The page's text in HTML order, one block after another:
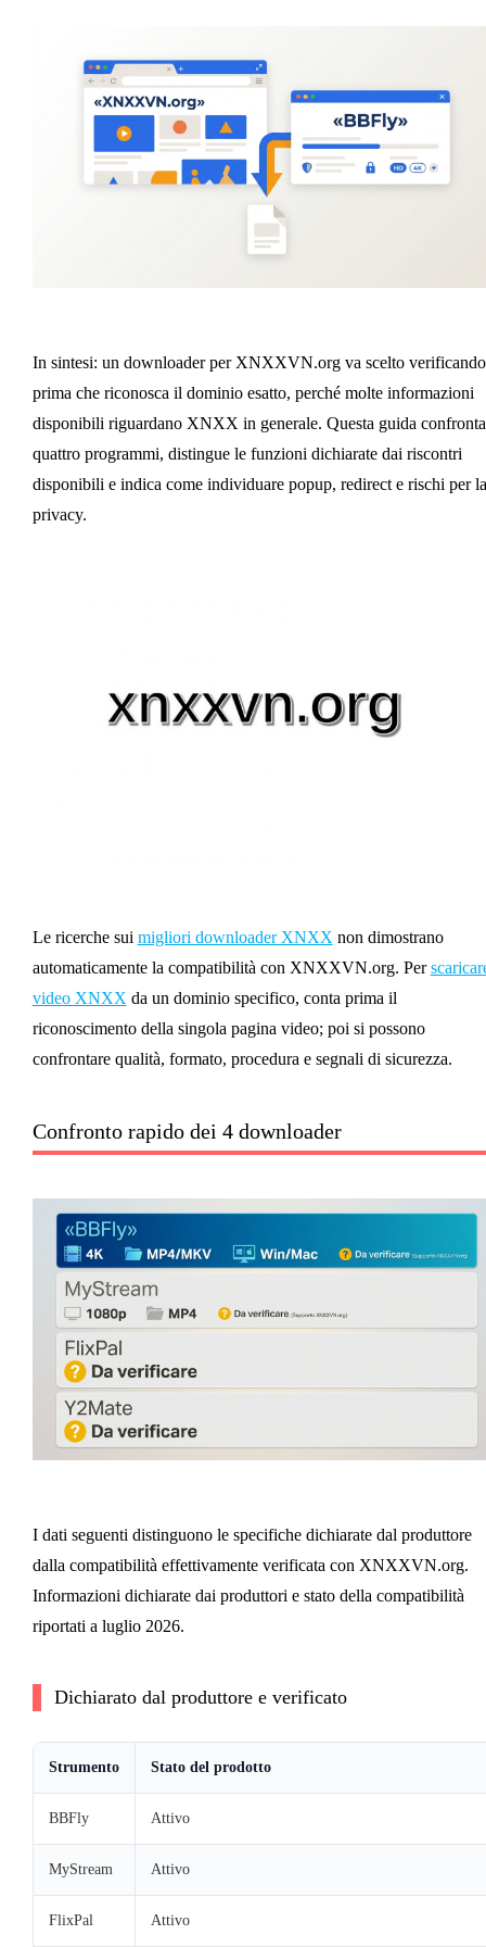
In sintesi: un downloader per XNXXVN.org va scelto verificando
prima che riconosca il dominio esatto, perché molte informazioni
disponibili riguardano XNXX in generale. Questa guida confronta
quattro programmi, distingue le funzioni dichiarate dai riscontri
disponibili e indica come individuare popup, redirect e rischi per la
privacy.
Le ricerche sui migliori downloader XNXX non dimostrano
automaticamente la compatibilità con XNXXVN.org. Per
video XNXX da un dominio specifico, conta prima il
riconoscimento della singola pagina video; poi si possono
confrontare qualità, formato, procedura e segnali di sicurezza.
Confronto rapido dei 4 downloader
I dati seguenti distinguono le specifiche dichiarate dal produttore
dalla compatibilità effettivamente verificata con XNXXVN.org.
Informazioni dichiarate dai produttori e stato della compatibilità
riportati a luglio 2026.
Dichiarato dal produttore e verificato
Strumento Stato del prodotto
BBFly Attivo
MyStream Attivo
FlixPal Attivo